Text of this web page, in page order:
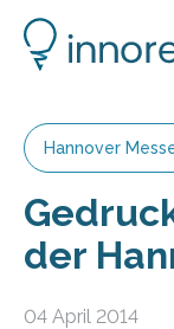
Hannover
der
04 April 2014